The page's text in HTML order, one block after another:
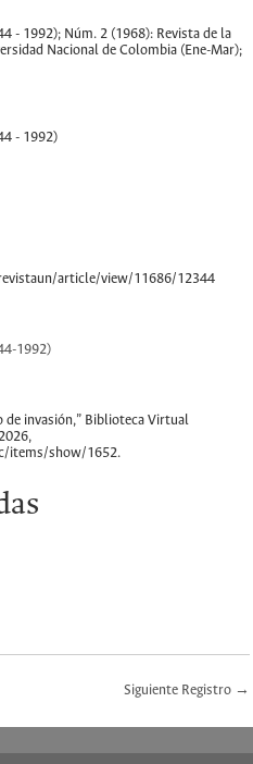
- 1992); Núm. 2 (1968): Revista de la
Nacional de Colombia (Ene-Mar);
- 1992)
article/view/11686/12344
1992)
de invasión,” Biblioteca Virtual
items/show/1652.
Siguiente Registro →